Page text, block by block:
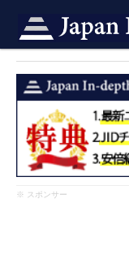
※ スポンサー